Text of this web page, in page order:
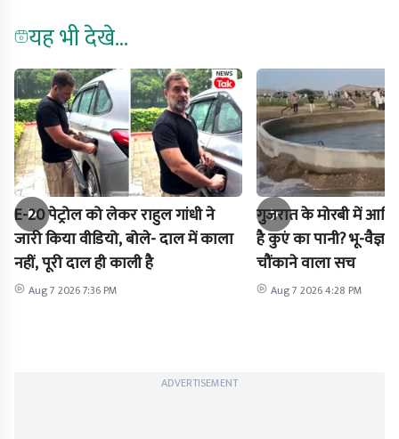
यह भी देखे...
E-20 पेट्रोल को लेकर राहुल गांधी ने
जारी किया वीडियो, बोले- दाल में काला
नहीं, पूरी दाल ही काली है
Aug 7 2026 7:36 PM
गुजरात के मोरबी में
है कुएं का पानी? भू-
चौंकाने वाला सच
Aug 7 2026 4:28 PM
ADVERTISEMENT